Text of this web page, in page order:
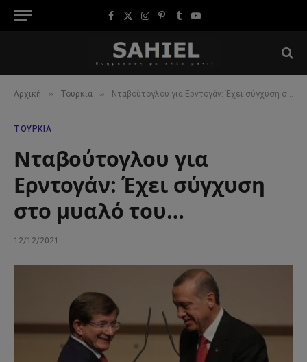
Facebook
X
Instagram
Pinterest
TumblrYouTube
Αρχική » Τουρκία » Νταβούτογλου για Ερντογάν: Έχει σύγχυση στο μυαλό του…
ΤΟΥΡΚΊΑ
Νταβούτογλου για
Ερντογάν: Έχει σύγχυση
στο μυαλό του…
12/12/2021